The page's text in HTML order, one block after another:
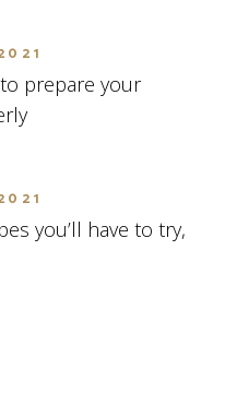
prepare your
you’ll have to try,